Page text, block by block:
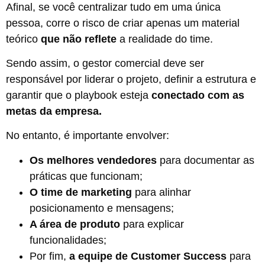
Afinal, se você centralizar tudo em uma única
pessoa, corre o risco de criar apenas um material
teórico que não reflete a realidade do time.
Sendo assim, o gestor comercial deve ser
responsável por liderar o projeto, definir a estrutura e
garantir que o playbook esteja conectado com as
metas da empresa.
No entanto, é importante envolver:
Os melhores vendedores para documentar as
práticas que funcionam;
O time de marketing para alinhar
posicionamento e mensagens;
A área de produto para explicar
funcionalidades;
Por fim, a equipe de Customer Success para